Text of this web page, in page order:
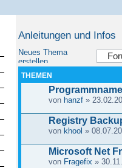
Anleitungen und Infos
Neues Thema
erstellen
THEMEN
von hanzf »
Registry
von khool »
Microsoft Net
von Fragefix »